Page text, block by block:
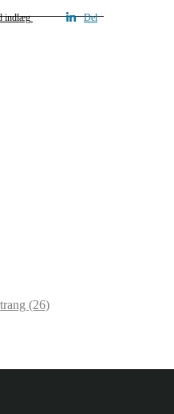
indlæg
Del
(26)